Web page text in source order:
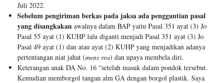
Juli 2022.
Sebelum pengiriman berkas pada jaksa ada penggantian pasal
yang disangkakan awalnya dalam BAP yaitu Pasal 351 ayat (3) Jo
Pasal 55 ayat (1) KUHP lalu diganti menjadi Pasal 351 ayat (3) Jo
Pasal 49 ayat (1) dan atau ayat (2) KUHP yang menjadikan adanya
pertentangan niat jahat (mens rea) dan upaya membela diri.
Keterangan anak DA No. 16 “setelah masuk dalam pondok tersebut.
Kemudian memborgol tangan alm GA dengan borgol plastik. Saya